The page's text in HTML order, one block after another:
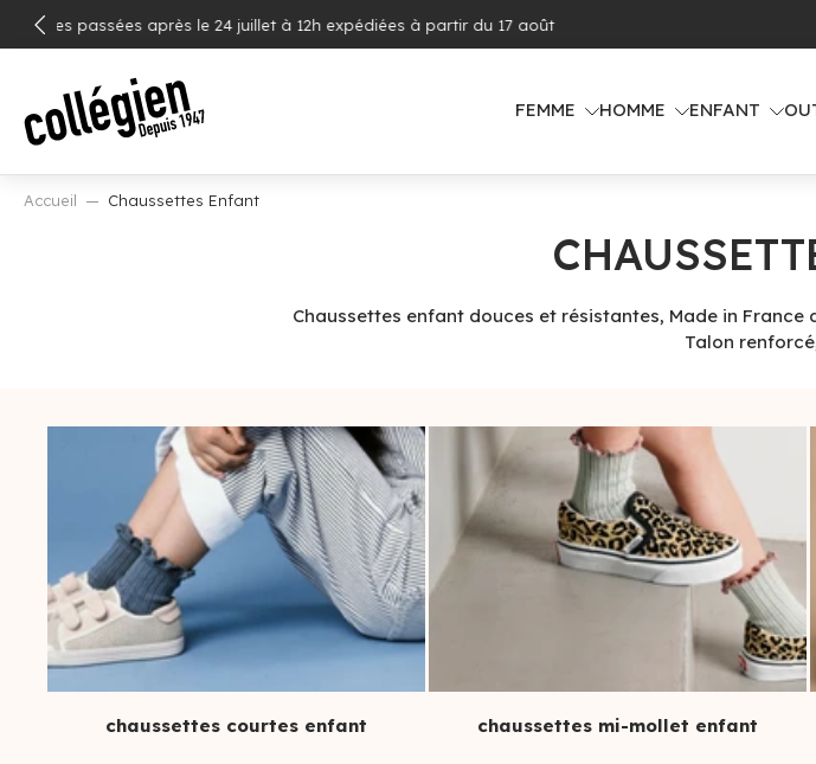
ALLER
AU
Livraison offerte dès 100€ d'achat (voir pays
FEMME HOMME ENFANT
Accueil Chaussettes Enfant
Chaussettes enfant douces et résistantes, Made in France
Talon
chaussettes courtes enfant chaussettes mi-mollet enfant